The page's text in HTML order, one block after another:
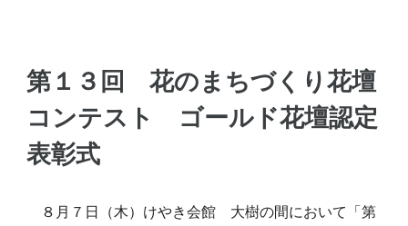
第１３回 花のまちづくり花壇
コンテスト ゴールド花壇認定
表彰式
８月７日（木）けやき会館 大樹の間において「第